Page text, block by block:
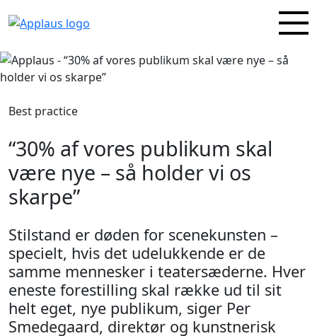
Best practice
“30% af vores publikum skal
være nye – så holder vi os
skarpe”
Stilstand er døden for scenekunsten –
specielt, hvis det udelukkende er de
samme mennesker i teatersæderne. Hver
eneste forestilling skal række ud til sit
helt eget, nye publikum, siger Per
Smedegaard, direktør og kunstnerisk